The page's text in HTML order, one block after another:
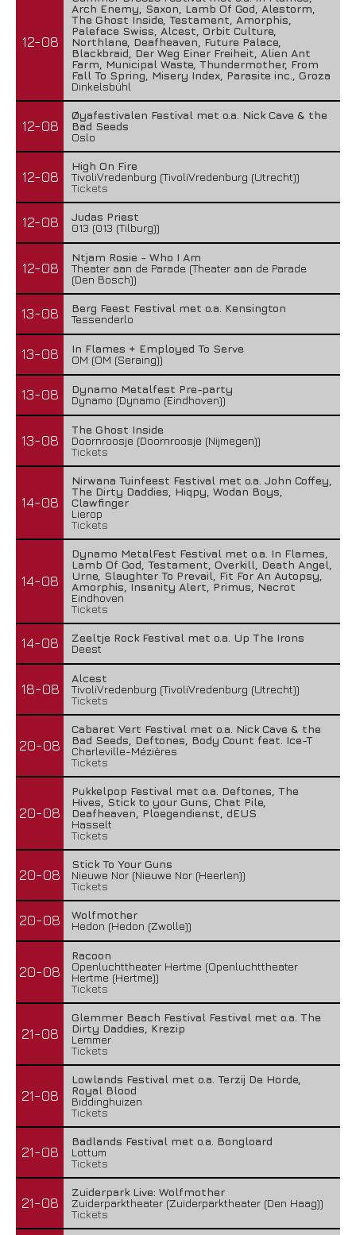
12-08
Arch Enemy, Saxon, Lamb Of God, Alestorm,
The Ghost Inside, Testament, Amorphis,
Paleface Swiss, Alcest, Orbit Culture,
Northlane, Deafheaven, Future Palace,
Blackbraid, Der Weg Einer Freiheit, Alien Ant
Farm, Municipal Waste, Thundermother, From
Fall To Spring, Misery Index, Parasite inc., Groza
Dinkelsbühl
12-08
Øyafestivalen Festival met o.a. Nick Cave & the
Bad Seeds
Oslo
12-08
High On Fire
TivoliVredenburg (TivoliVredenburg (Utrecht))
Tickets
12-08
Judas Priest
013 (013 (Tilburg))
12-08
Ntjam Rosie - Who I Am
Theater aan de Parade (Theater aan de Parade
(Den Bosch))
13-08
Berg Feest Festival met o.a. Kensington
Tessenderlo
13-08
In Flames + Employed To Serve
OM (OM (Seraing))
13-08
Dynamo Metalfest Pre-party
Dynamo (Dynamo (Eindhoven))
13-08
The Ghost Inside
Doornroosje (Doornroosje (Nijmegen))
Tickets
14-08
Nirwana Tuinfeest Festival met o.a. John Coffey,
The Dirty Daddies, Hiqpy, Wodan Boys,
Clawfinger
Lierop
Tickets
14-08
Dynamo MetalFest Festival met o.a. In Flames,
Lamb Of God, Testament, Overkill, Death Angel,
Urne, Slaughter To Prevail, Fit For An Autopsy,
Amorphis, Insanity Alert, Primus, Necrot
Eindhoven
Tickets
14-08
Zeeltje Rock Festival met o.a. Up The Irons
Deest
18-08
Alcest
TivoliVredenburg (TivoliVredenburg (Utrecht))
Tickets
20-08
Cabaret Vert Festival met o.a. Nick Cave & the
Bad Seeds, Deftones, Body Count feat. Ice-T
Charleville-Mézières
Tickets
20-08
Pukkelpop Festival met o.a. Deftones, The
Hives, Stick to your Guns, Chat Pile,
Deafheaven, Ploegendienst, dEUS
Hasselt
Tickets
20-08
Stick To Your Guns
Nieuwe Nor (Nieuwe Nor (Heerlen))
Tickets
20-08
Wolfmother
Hedon (Hedon (Zwolle))
20-08
Racoon
Openluchttheater Hertme (Openluchttheater
Hertme (Hertme))
Tickets
21-08
Glemmer Beach Festival Festival met o.a. The
Dirty Daddies, Krezip
Lemmer
Tickets
21-08
Lowlands Festival met o.a. Terzij De Horde,
Royal Blood
Biddinghuizen
Tickets
21-08
Badlands Festival met o.a. Bongloard
Lottum
Tickets
21-08
Zuiderpark Live: Wolfmother
Zuiderparktheater (Zuiderparktheater (Den Haag))
Tickets